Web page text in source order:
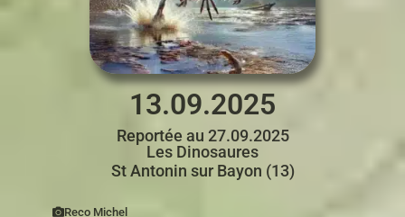
13.09.2025
Reportée au 27.09.2025
Les Dinosaures
St Antonin sur Bayon (13)
Reco Michel